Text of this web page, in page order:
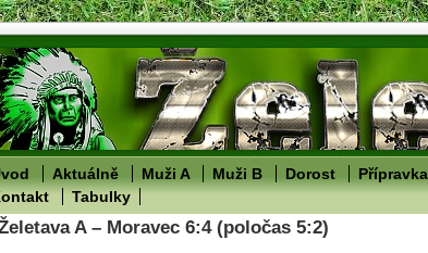
Aktuálně Muži A Muži B Dorost Přípravka
Tabulky
A – Moravec 6:4 (poločas 5:2)